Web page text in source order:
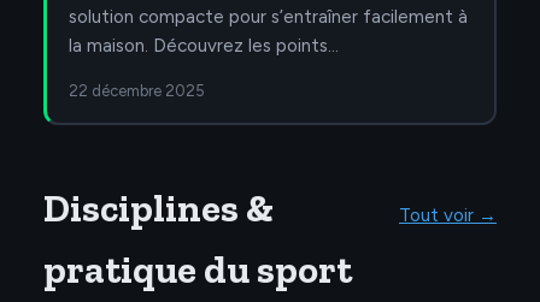
solution compacte pour s’entraîner facilement à
la maison. Découvrez les points…
22 décembre 2025
Disciplines &
pratique du sport
Tout voir →